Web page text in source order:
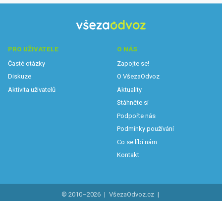
PRO UŽIVATELE
Časté otázky
Diskuze
Aktivita uživatelů
O NÁS
Zapojte se!
O VšezaOdvoz
Aktuality
Stáhněte si
Podpořte nás
Podmínky používání
Co se líbí nám
Kontakt
© 2010–2026 | VšezaOdvoz.cz |